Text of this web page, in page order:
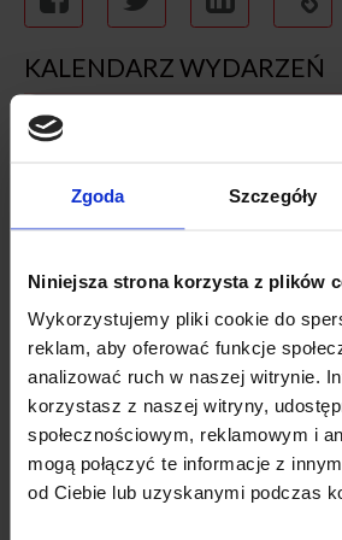
Zgoda Szczegóły
Niniejsza strona korzysta z plików
Wykorzystujemy pliki cookie do
reklam, aby oferować funkcje
analizować ruch w naszej witrynie.
korzystasz z naszej witryny,
społecznościowym, reklamowym i
mogą połączyć te informacje z
od Ciebie lub uzyskanymi podczas
KALENDARZ WYDARZEŃ
2026